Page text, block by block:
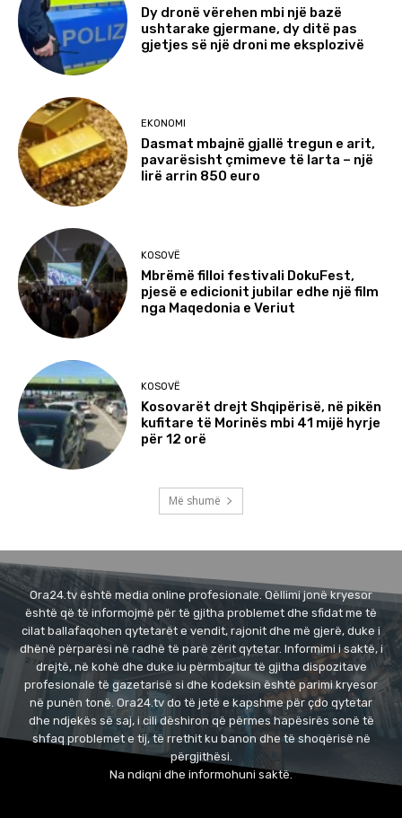
Dy dronë vërehen mbi një bazë
ushtarake gjermane, dy ditë pas
gjetjes së një droni me eksplozivë
EKONOMI
Dasmat mbajnë gjallë tregun e arit,
pavarësisht çmimeve të larta – një
lirë arrin 850 euro
KOSOVË
Mbrëmë filloi festivali DokuFest,
pjesë e edicionit jubilar edhe një film
nga Maqedonia e Veriut
KOSOVË
Kosovarët drejt Shqipërisë, në pikën
kufitare të Morinës mbi 41 mijë hyrje
për 12 orë
Më shumë
Ora24.tv është media online profesionale. Qëllimi jonë kryesor
është që të informojmë për të gjitha problemet dhe sfidat me të
cilat ballafaqohen qytetarët e vendit, rajonit dhe më gjerë, duke i
dhënë përparësi në radhë të parë zërit qytetar. Informimi i saktë, i
drejtë, në kohë dhe duke iu përmbajtur të gjitha dispozitave
profesionale të gazetarisë si dhe kodeksin është parimi kryesor
në punën tonë. Ora24.tv do të jetë e kapshme për çdo qytetar
dhe ndjekës së saj, i cili dëshiron që përmes hapësirës sonë të
shfaq problemet e tij, të rrethit ku banon dhe të shoqërisë në
përgjithësi.
Na ndiqni dhe informohuni saktë.